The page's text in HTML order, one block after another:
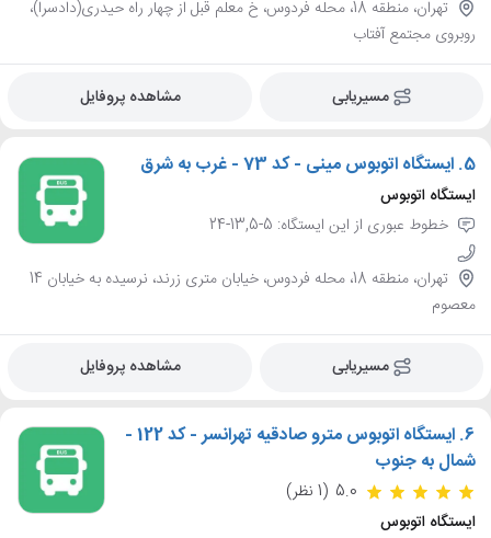
تهران، منطقه 18، محله فردوس، خ معلم قبل از چهار راه حیدری(دادسرا)،
روبروی مجتمع آفتاب
مسیریابی مشاهده پروفایل
5. ایستگاه اتوبوس مینی - کد 73 - غرب به شرق
ایستگاه اتوبوس
خطوط عبوری از این ایستگاه: 5-13,5-24
تهران، منطقه 18، محله فردوس، خیابان متری زرند، نرسیده به خیابان 14
معصوم
مسیریابی مشاهده پروفایل
6.
ایستگاه اتوبوس مترو صادقیه تهرانسر - کد 122 -
شمال به جنوب
5.0 (1 نظر)
ایستگاه اتوبوس